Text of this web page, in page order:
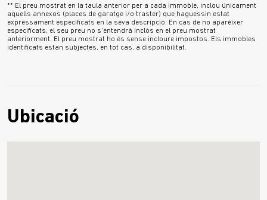
Veure’n més
** El preu mostrat en la taula anterior per a cada immoble, inclou únicament
aquells annexos (places de garatge i/o traster) que haguessin estat
expressament especificats en la seva descripció. En cas de no aparèixer
especificats, el seu preu no s'entendrà inclòs en el preu mostrat
anteriorment. El preu mostrat ho és sense incloure impostos. Els immobles
identificats estan subjectes, en tot cas, a disponibilitat.
Ubicació